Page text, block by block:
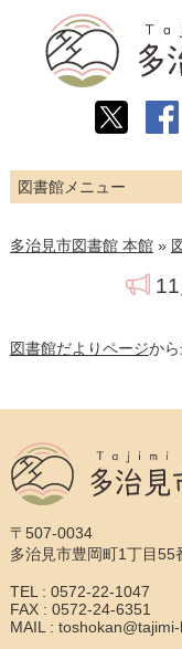
こどものページ
多治見市図書館 本館»
図書館だよりページから
〒507-0034
多治見市豊岡町1丁目55
TEL : 0572-22-1047
FAX : 0572-24-6351
MAIL :